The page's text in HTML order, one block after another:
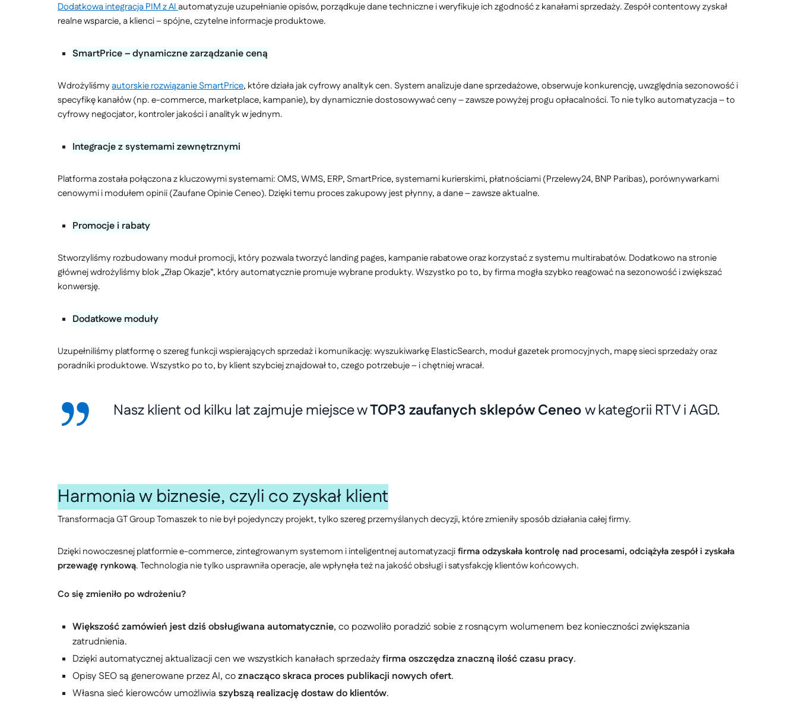
Dodatkowa integracja PIM z AIautomatyzuje uzupełnianie opisów, porządkuje dane techniczne i weryfikuje ich zgodność z kanałami sprzedaży. Zespół contentowy zyskał
realne wsparcie, a klienci – spójne, czytelne informacje produktowe.
SmartPrice – dynamiczne zarządzanie ceną
Wdrożyliśmyautorskie rozwiązanie SmartPrice, które działa jak cyfrowy analityk cen. System analizuje dane sprzedażowe, obserwuje konkurencję, uwzględnia sezonowość i
specyfikę kanałów (np. e-commerce, marketplace, kampanie), by dynamicznie dostosowywać ceny – zawsze powyżej progu opłacalności. To nie tylko automatyzacja – to
cyfrowy negocjator, kontroler jakości i analityk w jednym.
Integracje z systemami zewnętrznymi
Platforma została połączona z kluczowymi systemami: OMS, WMS, ERP, SmartPrice, systemami kurierskimi, płatnościami (Przelewy24, BNP Paribas), porównywarkami
cenowymi i modułem opinii (Zaufane Opinie Ceneo). Dzięki temu proces zakupowy jest płynny, a dane – zawsze aktualne.
Promocje i rabaty
Stworzyliśmy rozbudowany moduł promocji, który pozwala tworzyć landing pages, kampanie rabatowe oraz korzystać z systemu multirabatów. Dodatkowo na stronie
głównej wdrożyliśmy blok „Złap Okazje”, który automatycznie promuje wybrane produkty. Wszystko po to, by firma mogła szybko reagować na sezonowość i zwiększać
konwersję.
Dodatkowe moduły
Uzupełniliśmy platformę o szereg funkcji wspierających sprzedaż i komunikację: wyszukiwarkę ElasticSearch, moduł gazetek promocyjnych, mapę sieci sprzedaży oraz
poradniki produktowe. Wszystko po to, by klient szybciej znajdował to, czego potrzebuje – i chętniej wracał.
Nasz klient od kilku lat zajmuje miejsce wTOP3 zaufanych sklepów Ceneow kategorii RTV i AGD.
Harmonia w biznesie, czyli co zyskał klient
Transformacja GT Group Tomaszek to nie był pojedynczy projekt, tylko szereg przemyślanych decyzji, które zmieniły sposób działania całej firmy.
Dzięki nowoczesnej platformie e-commerce, zintegrowanym systemom i inteligentnej automatyzacjifirma odzyskała kontrolę nad procesami, odciążyła zespół i zyskała
przewagę rynkową. Technologia nie tylko usprawniła operacje, ale wpłynęła też na jakość obsługi i satysfakcję klientów końcowych.
Co się zmieniło po wdrożeniu?
Większość zamówień jest dziś obsługiwana automatycznie, co pozwoliło poradzić sobie z rosnącym wolumenem bez konieczności zwiększania
zatrudnienia.
Dzięki automatycznej aktualizacji cen we wszystkich kanałach sprzedażyfirma oszczędza znaczną ilość czasu pracy.
Opisy SEO są generowane przez AI, coznacząco skraca proces publikacji nowych ofert.
Własna sieć kierowców umożliwia szybszą realizację dostaw do klientów.